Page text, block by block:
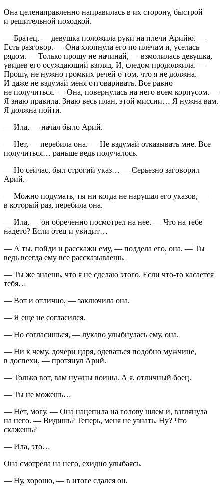
Она целенаправленно направилась в их сторону, быстрой
и решительной походкой.
— Братец, — девушка положила руки на плечи Арийю. —
Есть разговор. — Она хлопнула его по плечам и, уселась
рядом. — Только прошу не начинай, — взмолилась девушка,
увидев его осуждающий взгляд. И, следом продолжила. —
Прошу, не нужно громких речей о том, что я не должна.
И даже не вздумай меня отговаривать. Все равно
не получиться. — Она, повернулась на него всем корпусом. —
Я знаю правила. Знаю весь план, этой миссии… Я нужна вам.
Я должна пойти.
— Ила, — начал было Арий.
— Нет, — перебила она. — Не вздумай отказывать мне. Все
получиться… раньше ведь получалось.
— Но сейчас, был строгий указ… — Серьезно заговорил
Арий.
— Можно подумать, ты ни когда не нарушал его указов, —
в который раз, перебила она.
— Ила, — он обреченно посмотрел на нее. — Что на тебе
надето? Если отец и увидит…
— А ты, пойди и расскажи ему, — поддела его, она. — Ты
ведь всегда ему все рассказываешь.
— Ты же знаешь, что я не сделаю этого. Если что-то касается
тебя…
— Вот и отлично, — заключила она.
— Я еще не согласился.
— Но согласишься, — лукаво улыбнулась ему, она.
— Ни к чему, дочери царя, одеваться подобно мужчине,
в доспехи, — протянул Арий.
— Только вот, вам нужны воины. А я, отличный боец.
— Ты не можешь…
— Нет, могу. — Она нацепила на голову шлем и, взглянула
на него. — Видишь? Теперь, меня не узнать. Ну? Что
скажешь?
— Ила, это…
Она смотрела на него, ехидно улыбаясь.
— Ну, хорошо, — в итоге сдался он.